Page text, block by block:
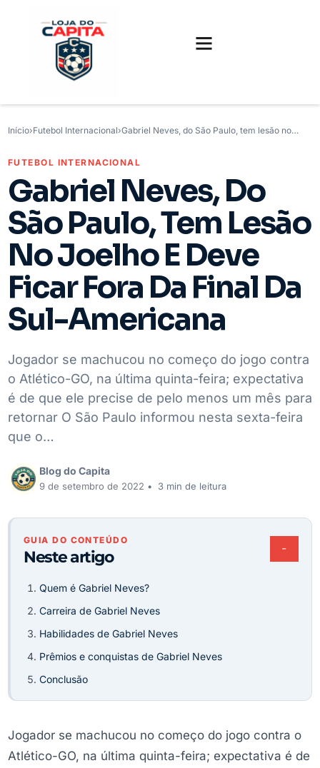
Início›Futebol Internacional›Gabriel Neves, do São Paulo, tem lesão no…
FUTEBOL INTERNACIONAL
Gabriel Neves, Do
São Paulo, Tem Lesão
No Joelho E Deve
Ficar Fora Da Final Da
Sul-Americana
Jogador se machucou no começo do jogo contra
o Atlético-GO, na última quinta-feira; expectativa
é de que ele precise de pelo menos um mês para
retornar O São Paulo informou nesta sexta-feira
que o…
Blog do Capita
9 de setembro de 2022 • 3 min de leitura
GUIA DO CONTEÚDO
Neste artigo −
Quem é Gabriel Neves?
Carreira de Gabriel Neves
Habilidades de Gabriel Neves
Prêmios e conquistas de Gabriel Neves
Conclusão
Jogador se machucou no começo do jogo contra o
Atlético-GO, na última quinta-feira; expectativa é de